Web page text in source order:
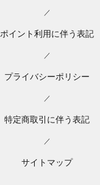
／
ポイント利用に伴う表記
／
プライバシーポリシー
／
特定商取引に伴う表記
／
サイトマップ